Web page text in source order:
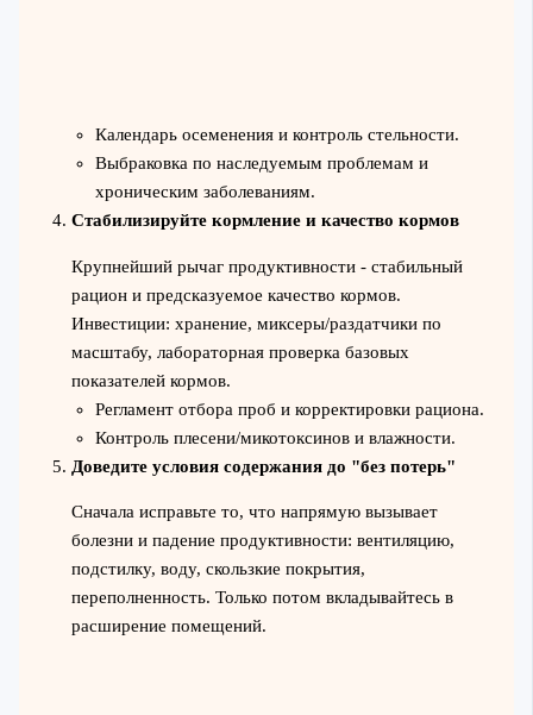
Календарь осеменения и контроль стельности.
Выбраковка по наследуемым проблемам и
хроническим заболеваниям.
Стабилизируйте кормление и качество кормов
Крупнейший рычаг продуктивности - стабильный
рацион и предсказуемое качество кормов.
Инвестиции: хранение, миксеры/раздатчики по
масштабу, лабораторная проверка базовых
показателей кормов.
Регламент отбора проб и корректировки рациона.
Контроль плесени/микотоксинов и влажности.
Доведите условия содержания до "без потерь"
Сначала исправьте то, что напрямую вызывает
болезни и падение продуктивности: вентиляцию,
подстилку, воду, скользкие покрытия,
переполненность. Только потом вкладывайтесь в
расширение помещений.